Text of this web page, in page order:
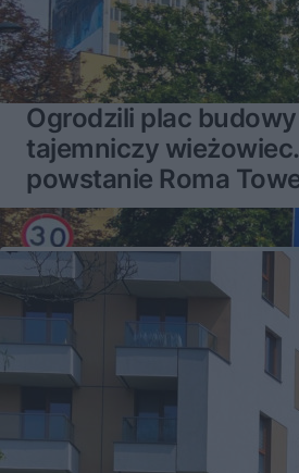
Ogrodzili plac
tajemniczy
powstanie Roma